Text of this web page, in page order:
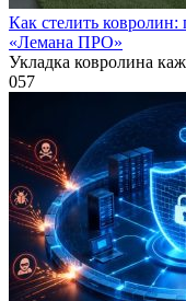
Как стелить
«Лемана ПРО»
Укладка ковролина
057